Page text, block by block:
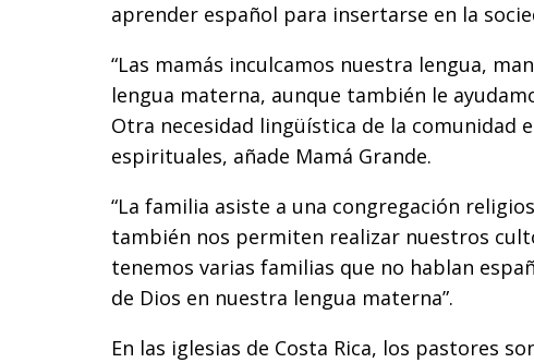
aprender español para insertarse en la
“Las mamás inculcamos nuestra lengua,
lengua materna, aunque también le
Otra necesidad lingüística de la comunidad
espirituales, añade Mamá Grande.
“La familia asiste a una congregación
también nos permiten realizar nuestros
tenemos varias familias que no hablan
de Dios en nuestra lengua materna”.
En las iglesias de Costa Rica, los pastores